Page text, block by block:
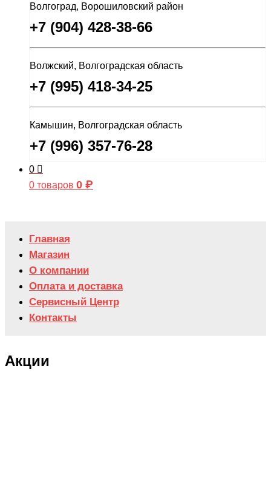
Волгоград, Ворошиловский район
+7 (904) 428-38-66
Волжский, Волгоградская область
+7 (995) 418-34-25
Камышин, Волгоградская область
+7 (996) 357-76-28
0
0 товаров 0 ₽
Главная
Магазин
О компании
Оплата и доставка
Сервисный Центр
Контакты
Акции